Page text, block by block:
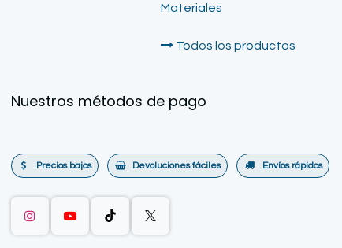
Materiales
Todos los productos
Nuestros métodos de pago
Precios bajos Devoluciones fáciles Envíos rápidos